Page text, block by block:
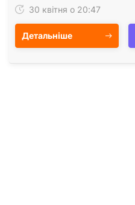
30 квітня о 20:47
Детальніше